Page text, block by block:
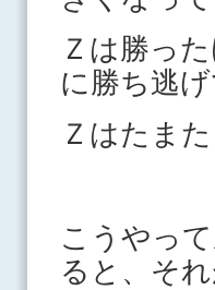
Ｚは勝っ
に勝ち逃
Ｚはたま
こうやっ
ると、そ